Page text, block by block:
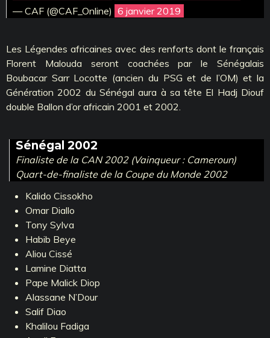
— CAF (@CAF_Online) 6 janvier 2019
Les Légendes africaines avec des renforts dont le français
Florent Malouda seront coachées par le Sénégalais
Boubacar Sarr Locotte (ancien du PSG et de l’OM) et la
Génération 2002 du Sénégal aura à sa tête El Hadj Diouf
double Ballon d’or africain 2001 et 2002.
Sénégal 2002
Finaliste de la CAN 2002 (Vainqueur : Cameroun)
Quart-de-finaliste de la Coupe du Monde 2002
Kalido Cissokho
Omar Diallo
Tony Sylva
Habib Beye
Aliou Cissé
Lamine Diatta
Pape Malick Diop
Alassane N’Dour
Salif Diao
Khalilou Fadiga